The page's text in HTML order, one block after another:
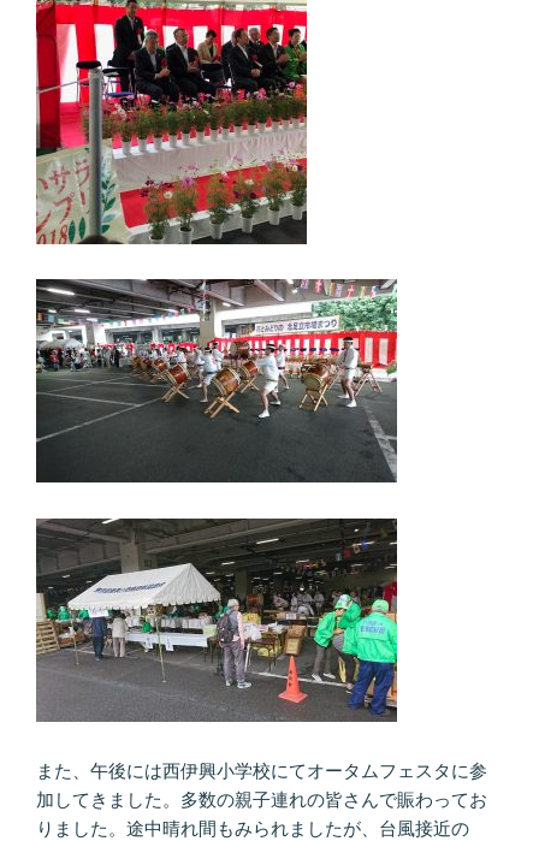
また、午後には西伊興小学校にてオータムフェスタに参
加してきました。多数の親子連れの皆さんで賑わってお
りました。途中晴れ間もみられましたが、台風接近の